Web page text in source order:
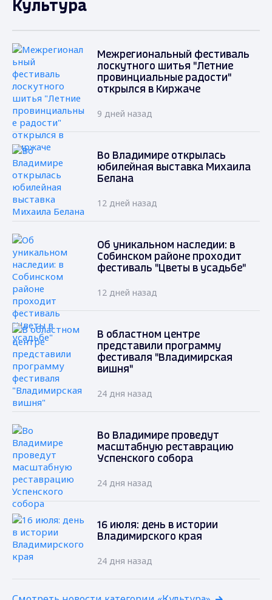
Культура
Межрегиональный фестиваль
лоскутного шитья "Летние
провинциальные радости"
открылся в Киржаче
9 дней назад
Во Владимире открылась
юбилейная выставка Михаила
Белана
12 дней назад
Об уникальном наследии: в
Собинском районе проходит
фестиваль "Цветы в усадьбе"
12 дней назад
В областном центре
представили программу
фестиваля "Владимирская
вишня"
24 дня назад
Во Владимире проведут
масштабную реставрацию
Успенского собора
24 дня назад
16 июля: день в истории
Владимирского края
24 дня назад